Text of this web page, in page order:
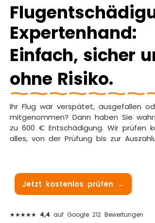
Expertenhand:
Einfach, sicher
ohne Risiko.
Ihr Flug war verspätet, ausgefallen
mitgenommen? Dann haben Sie
zu 600 € Entschädigung. Wir prüfen
alles, von der Prüfung bis zur
Jetzt kostenlos prüfen →
★★★★★ 4,4 auf Google 212 Bewertungen